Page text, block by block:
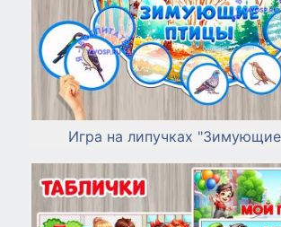
Игра на липучках